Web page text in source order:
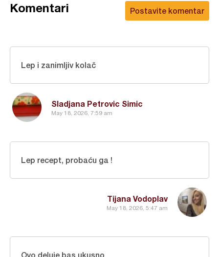
Postavite komentar
Komentari
Sladjana Petrovic Simic
May 18, 2026, 7:59 am
Lep i zanimljiv kolač
Tijana Vodoplav
May 18, 2026, 5:47 am
Lep recept, probaću ga !
Ovo deluje bas ukusno